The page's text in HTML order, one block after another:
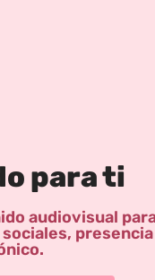
para ti
audiovisual